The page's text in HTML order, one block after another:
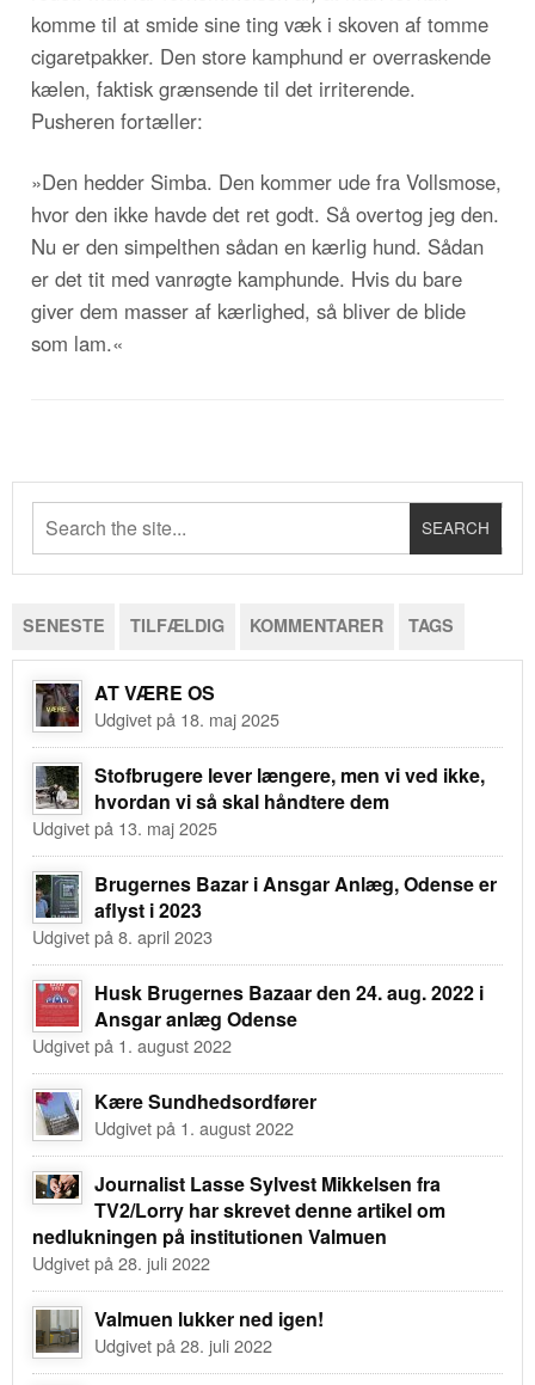
komme til at smide sine ting væk i skoven af tomme
cigaretpakker. Den store kamphund er overraskende
kælen, faktisk grænsende til det irriterende.
Pusheren fortæller:
»Den hedder Simba. Den kommer ude fra Vollsmose,
hvor den ikke havde det ret godt. Så overtog jeg den.
Nu er den simpelthen sådan en kærlig hund. Sådan
er det tit med vanrøgte kamphunde. Hvis du bare
giver dem masser af kærlighed, så bliver de blide
som lam.«
SENESTE TILFÆLDIG KOMMENTARER TAGS
AT VÆRE OS
Udgivet på 18. maj 2025
Stofbrugere lever længere, men vi ved ikke,
hvordan vi så skal håndtere dem
Udgivet på 13. maj 2025
Brugernes Bazar i Ansgar Anlæg, Odense er
aflyst i 2023
Udgivet på 8. april 2023
Husk Brugernes Bazaar den 24. aug. 2022 i
Ansgar anlæg Odense
Udgivet på 1. august 2022
Kære Sundhedsordfører
Udgivet på 1. august 2022
Journalist Lasse Sylvest Mikkelsen fra
TV2/Lorry har skrevet denne artikel om
nedlukningen på institutionen Valmuen
Udgivet på 28. juli 2022
Valmuen lukker ned igen!
Udgivet på 28. juli 2022